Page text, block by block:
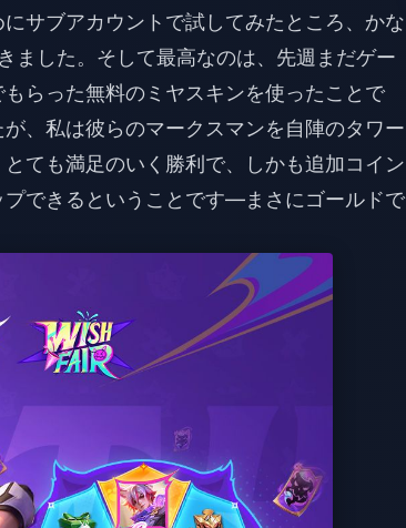
サブアカウントで試してみたところ、かな
ました。そして最高なのは、先週まだゲー
らった無料のミヤスキンを使ったことで
、私は彼らのマークスマンを自陣のタワー
ても満足のいく勝利で、しかも追加コイン
できるということです—まさにゴールドで